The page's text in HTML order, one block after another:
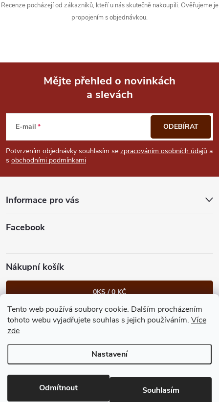
Tento web používá soubory cookie. Dalším procházením
tohoto webu vyjadřujete souhlas s jejich používáním. Více
zde
Nastavení
Odmítnout Souhlasím
Recenze pocházejí od zákazníků, kteří u nás skutečně nakoupili. Ověřujeme je
propojením s objednávkou.
p
a
Mějte přehled o novinkách
a slevách
E-mail
Potvrzením objednávky souhlasím se zpracováním osobních údajů a
s obchodními podmínkami
ODEBÍRAT
Informace pro vás
Facebook
Nákupní košík
0KS /0 KČ
Heureka.cz Facebook Instagram Bonvolo - přidej se taky
Vytvořil Shoptet Premium
GastroKlub.cz. Všechna práva vyhrazena.
nastavení cookies